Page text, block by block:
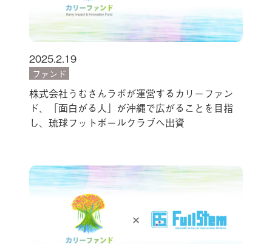
2025.2.19
ファンド
株式会社うむさんラボが運営するカリーファン
ド、「面白がる人」が沖縄で広がることを目指
し、琉球フットボールクラブへ出資